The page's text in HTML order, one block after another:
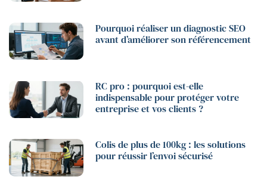
Pourquoi réaliser un diagnostic SEO
avant d’améliorer son référencement
RC pro : pourquoi est-elle
indispensable pour protéger votre
entreprise et vos clients ?
Colis de plus de 100kg : les solutions
pour réussir l’envoi sécurisé